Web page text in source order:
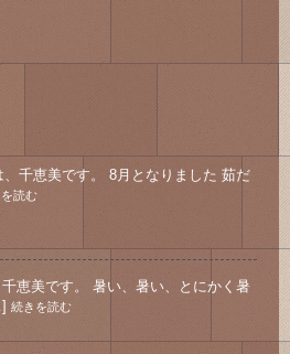
、千恵美です。 8月となりました 茹だ
読む
恵美です。 暑い、暑い、とにかく暑
続きを読む